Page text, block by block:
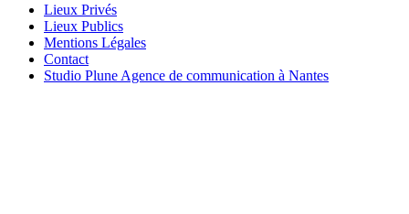
Lieux Privés
Lieux Publics
Mentions Légales
Contact
Studio Plune Agence de communication à Nantes